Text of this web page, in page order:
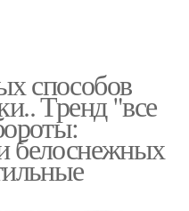
способов
Тренд "все
белоснежных